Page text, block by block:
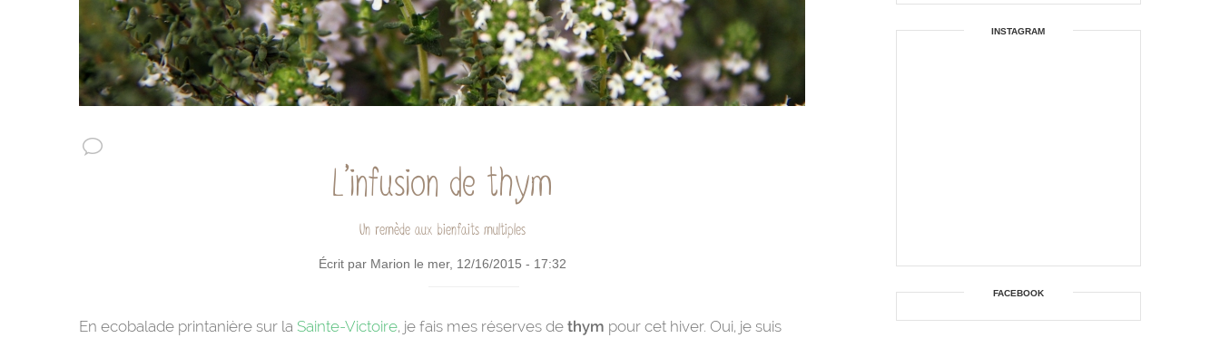
L’infusion de thym
Un remède aux bienfaits multiples
Écrit par Marion le mer, 12/16/2015 - 17:32
En ecobalade printanière sur la Sainte-Victoire, je fais mes réserves de thym pour cet hiver. Oui, je suis
instagram
facebook